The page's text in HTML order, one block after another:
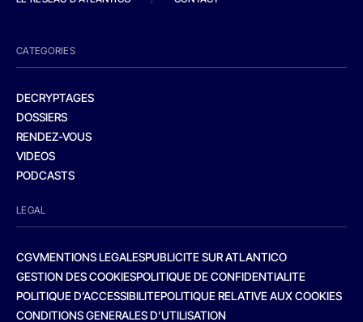
CATEGORIES
DECRYPTAGES
DOSSIERS
RENDEZ-VOUS
VIDEOS
PODCASTS
LEGAL
CGVMENTIONS LEGALESPUBLICITE SUR ATLANTICO
GESTION DES COOKIESPOLITIQUE DE CONFIDENTIALITE
POLITIQUE D’ACCESSIBILITEPOLITIQUE RELATIVE AUX COOKIES
CONDITIONS GENERALES D’UTILISATION